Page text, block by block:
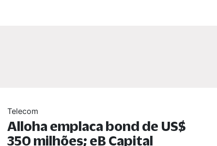
Telecom
Alloha emplaca bond de US$
350 milhões; eB Capital